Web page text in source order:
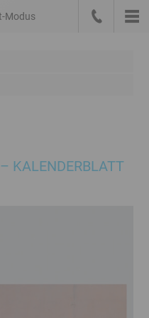
-Modus
Die
KALENDERBLATT